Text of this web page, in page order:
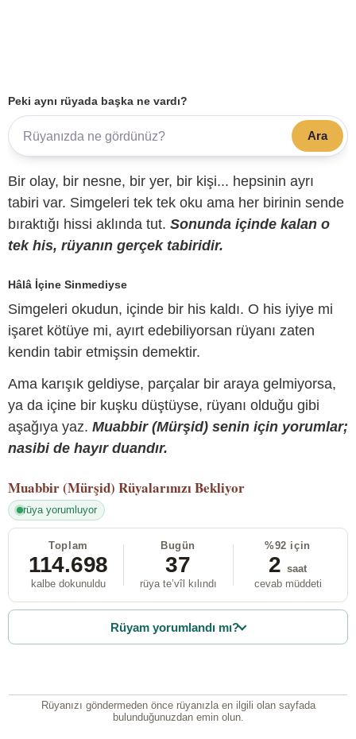
Peki aynı rüyada başka ne vardı?
Ara
Bir olay, bir nesne, bir yer, bir kişi... hepsinin ayrı
tabiri var. Simgeleri tek tek oku ama her birinin sende
bıraktığı hissi aklında tut. Sonunda içinde kalan o
tek his, rüyanın gerçek tabiridir.
Hâlâ İçine Sinmediyse
Simgeleri okudun, içinde bir his kaldı. O his iyiye mi
işaret kötüye mi, ayırt edebiliyorsan rüyanı zaten
kendin tabir etmişsin demektir.
Ama karışık geldiyse, parçalar bir araya gelmiyorsa,
ya da içine bir kuşku düştüyse, rüyanı olduğu gibi
aşağıya yaz. Muabbir (Mürşid) senin için yorumlar;
nasibi de hayır duandır.
Muabbir (Mürşid) Rüyalarınızı Bekliyor
rüya yorumluyor
Toplam
114.698
kalbe dokunuldu
Bugün
37
rüya te’vîl kılındı
%92 için
2 saat
cevab müddeti
Rüyam yorumlandı mı?
Rüyanızı göndermeden önce rüyanızla en ilgili olan sayfada
bulunduğunuzdan emin olun.